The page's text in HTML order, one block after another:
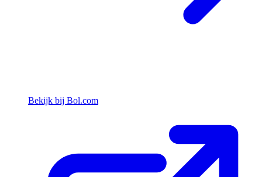
Bekijk bij Bol.com